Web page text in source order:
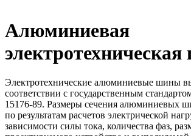
Алюминиевая
электротехническая
Электротехнические алюминиевые шины
соответствии с государственным
15176-89. Размеры сечения алюминиевых
по результатам расчетов электрической
зависимости силы тока, количества фаз,